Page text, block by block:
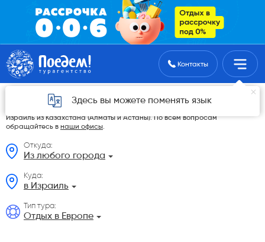
Поиск туровКонтакты
Здесь вы можете поменять язык
Отдых в Европе из Казахстана
На данной странице мы разместили самые выгодные Отдых в Европе в
Израиль из Казахстана (Алматы и Астаны). По всем вопросам
обращайтесь в наши офисы.
Откуда:
Из любого города
Куда:
в Израиль
Тип тура:
Отдых в Европе